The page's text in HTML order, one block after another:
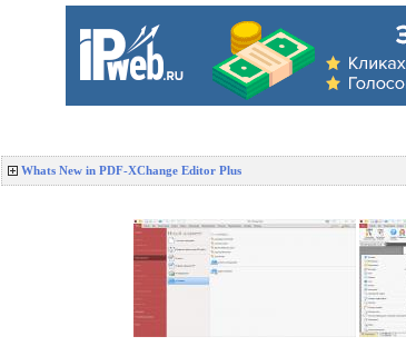
Whats New in PDF-XChange Editor Plus